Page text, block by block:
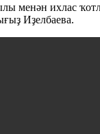
менән ихлас
Иҙелбаева.